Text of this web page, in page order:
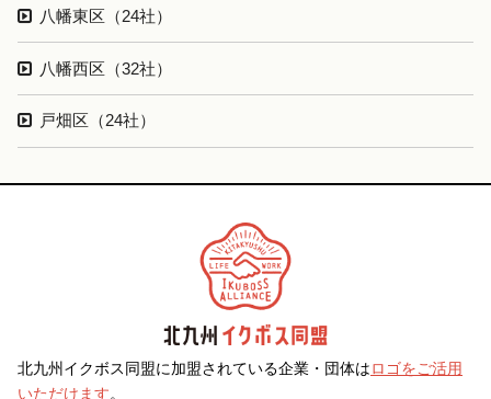
八幡東区（24社）
八幡西区（32社）
戸畑区（24社）
北九州イクボス同盟に加盟されている企業・団体は ロゴをご活用
いただけます 。